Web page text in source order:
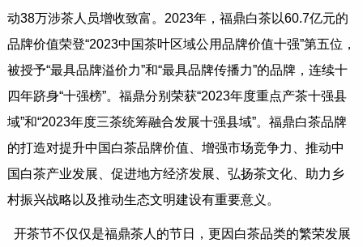
动38万涉茶人员增收致富。2023年，福鼎白茶以60.7亿元的
品牌价值荣登“2023中国茶叶区域公用品牌价值十强”第五位，
被授予“最具品牌溢价力”和“最具品牌传播力”的品牌，连续十
四年跻身“十强榜”。福鼎分别荣获“2023年度重点产茶十强县
域”和“2023年度三茶统筹融合发展十强县域”。福鼎白茶品牌
的打造对提升中国白茶品牌价值、增强市场竞争力、推动中
国白茶产业发展、促进地方经济发展、弘扬茶文化、助力乡
村振兴战略以及推动生态文明建设有重要意义。
开茶节不仅仅是福鼎茶人的节日，更因白茶品类的繁荣发展